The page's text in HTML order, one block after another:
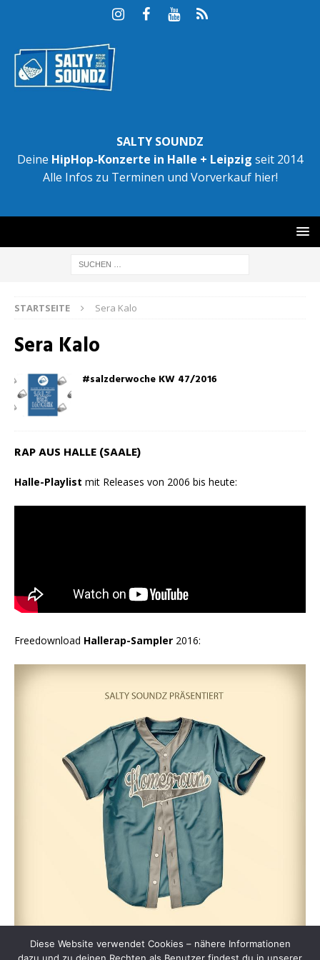
SALTY SOUNDZ
Deine HipHop-Konzerte in Halle + Leipzig seit 2014
Alle Infos zu Terminen und Vorverkauf hier!
STARTSEITE Sera Kalo
Sera Kalo
#salzderwoche KW 47/2016
RAP AUS HALLE (SAALE)
Halle-Playlist mit Releases von 2006 bis heute:
Freedownload Hallerap-Sampler 2016:
Diese Website verwendet Cookies – nähere Informationen